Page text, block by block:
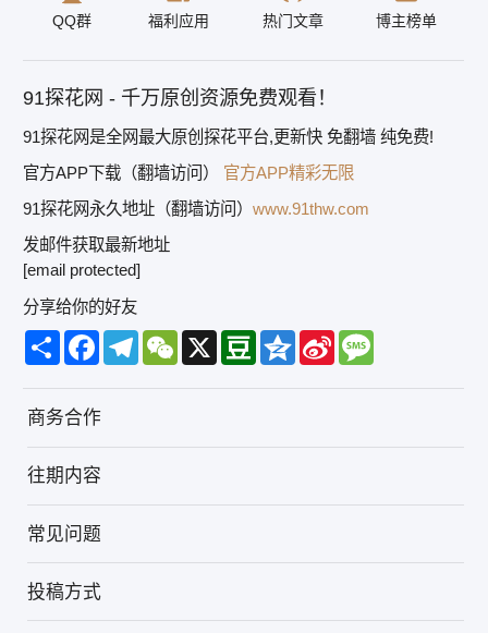
QQ群 福利应用 热门文章 博主榜单
91探花网 - 千万原创资源免费观看！
91探花网是全网最大原创探花平台,更新快 免翻墙 纯免费!
官方APP下载（翻墙访问）
官方APP精彩无限
91探花网永久地址（翻墙访问） www.91thw.com
发邮件获取最新地址
[email protected]
分享给你的好友
Share FacebookTelegramWeChat
X DoubanQzoneSina
Weibo
Message
商务合作
往期内容
常见问题
投稿方式